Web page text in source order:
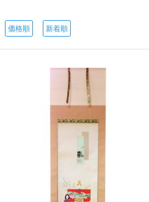
価格順 新着順